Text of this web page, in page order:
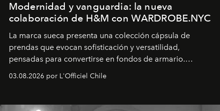
Modernidad y vanguardia: la nueva
colaboración de H&M con WARDROBE.NYC
La marca sueca presenta una colección cápsula de
prendas que evocan sofisticación y versatilidad,
pensadas para convertirse en fondos de armario.
Disponible en Chile desde el 6 de agosto.
03.08.2026 por L'Officiel Chile